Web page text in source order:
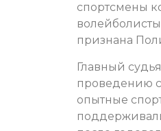
спортсмены
признана
Главный
проведению
опытные